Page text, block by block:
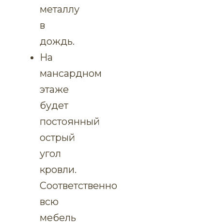
металлу
в
дождь.
На
мансардном
этаже
будет
постоянный
острый
угол
кровли.
Соответственно
всю
мебель